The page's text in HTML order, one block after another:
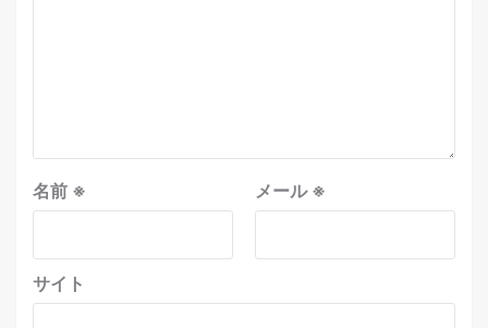
名前 ※ メール※
サイト